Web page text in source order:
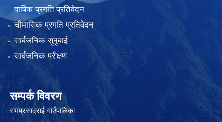
वार्षिक प्रगति प्रतिवेदन
चौमासिक प्रगति प्रतिवेदन
सार्वजनिक सुनुवाई
सार्वजनिक परीक्षण
सम्पर्क विवरण
रामप्रसादराई गाउँपालिका